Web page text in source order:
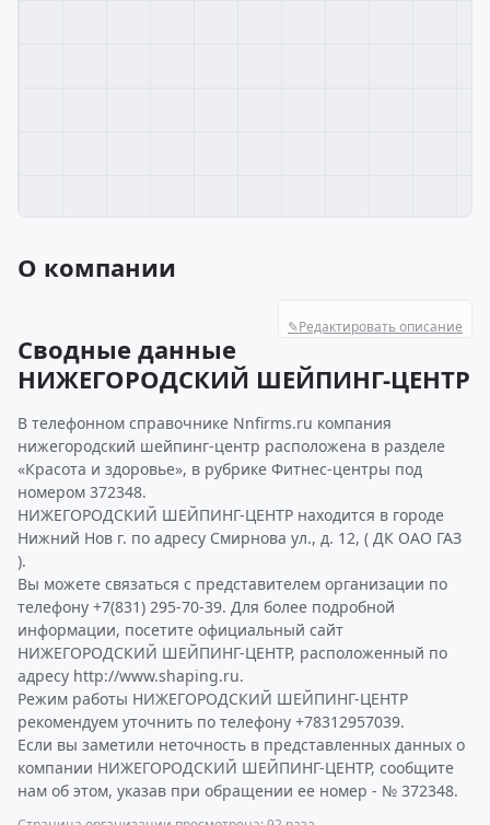
О компании
✎Редактировать описание
Сводные данные
НИЖЕГОРОДСКИЙ ШЕЙПИНГ-ЦЕНТР
В телефонном справочнике Nnfirms.ru компания
нижегородский шейпинг-центр расположена в разделе
«Красота и здоровье», в рубрике Фитнес-центры под
номером 372348.
НИЖЕГОРОДСКИЙ ШЕЙПИНГ-ЦЕНТР находится в городе
Нижний Нов г. по адресу Смирнова ул., д. 12, ( ДК ОАО ГАЗ
).
Вы можете связаться с представителем организации по
телефону +7(831) 295-70-39. Для более подробной
информации, посетите официальный сайт
НИЖЕГОРОДСКИЙ ШЕЙПИНГ-ЦЕНТР, расположенный по
адресу http://www.shaping.ru.
Режим работы НИЖЕГОРОДСКИЙ ШЕЙПИНГ-ЦЕНТР
рекомендуем уточнить по телефону +78312957039.
Если вы заметили неточность в представленных данных о
компании НИЖЕГОРОДСКИЙ ШЕЙПИНГ-ЦЕНТР, сообщите
нам об этом, указав при обращении ее номер - № 372348.